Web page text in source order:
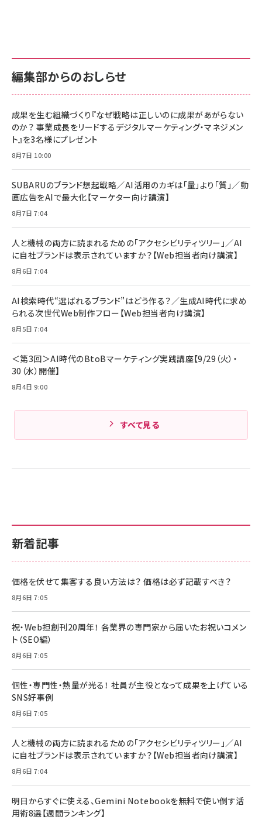
￥880
anan(アンアン)2026/06/24号 No.2500増刊
スペシャルエディション[王道エンタメの矜持／
￥1,100
anan(アンアン)2026/07/08号 No.2502[2026
￥880
ママ投資家が育休中に１億貯めた株式投資
組織の成果を最大化する ルールのデザイン
￥1,980
Amazonランキングをもっと見る
サポート正規品 メーカー保証5年 KLMEA128G
NIMASO ガラスフィルム iPhone 17 用 保護フィ
すい ガイド枠付き いPhone17 (6.3インチ) 対応
2枚セット DSP25F1698
￥1,599
￥6,980
全ワイヤレスイヤホン/アクティブノイズキャンセリ
技術基準適合】ブラック
￥5,990
ケーブル Anker絡まないケーブル 240W 結束バン
ド付き USB PD対応 シリコン素材採用 iPhone
17 / 16 / 15 / Galaxy iPad Pro MacBook
Pro/Air 各種対応 (1.8m ミッドナイトブラック)
￥1,890
サポート正規品 メーカー保証5年 KLMEA128G
Amazon eギフトカード - Amazonロゴ - クラ
￥5,000
Anker PowerLine III Flow USB-C & USB-C
Pro/Air 各種対応 (1.8m ミッドナイトブラック)
￥1,890
サッポロ 生ビール 黒ラベル 350ml 缶 24本 ビー
ル ケース買い【6/30応募〆切! 黒ラベルビヤセラー
￥4,857
新着記事
価格を伏せて集客する良い方法は？ 価格は必ず記載すべき？
8月6日 7:05
祝・Web担創刊20周年！ 各業界の専門家から届いたお祝いコメン
ト（SEO編）
8月6日 7:05
個性・専門性・熱量が光る！ 社員が主役となって成果を上げている
SNS好事例
8月6日 7:05
人と機械の両方に読まれるための「アクセシビリティツリー」／AI
に自社ブランドは表示されていますか？【Web担当者向け講演】
8月6日 7:04
明日からすぐに使える、Gemini Notebookを無料で使い倒す活
用術8選【週間ランキング】
編集部からのおしらせ
成果を生む組織づくり『なぜ戦略は正しいのに成果があがらない
のか？ 事業成長をリードするデジタルマーケティング・マネジメン
ト』を3名様にプレゼント
8月7日 10:00
SUBARUのブランド想起戦略／AI活用のカギは「量」より「質」／動
画広告をAIで最大化【マーケター向け講演】
8月7日 7:04
人と機械の両方に読まれるための「アクセシビリティツリー」／AI
に自社ブランドは表示されていますか？【Web担当者向け講演】
8月6日 7:04
AI検索時代“選ばれるブランド”はどう作る？／生成AI時代に求め
られる次世代Web制作フロー【Web担当者向け講演】
8月5日 7:04
＜第3回＞AI時代のBtoBマーケティング実践講座【9/29（火）・
30（水）開催】
8月4日 9:00
すべて見る